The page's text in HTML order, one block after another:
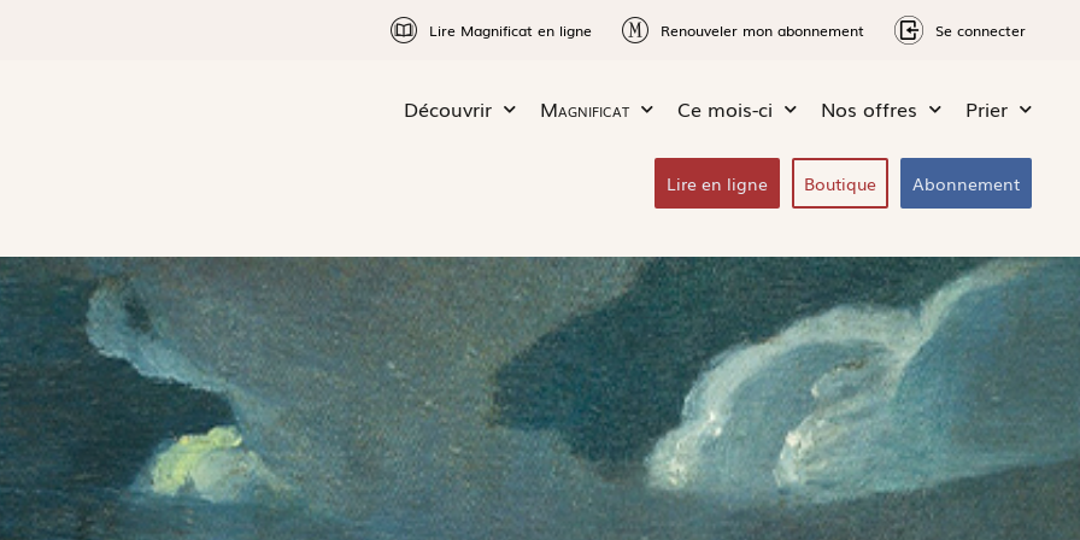
Lire Magnificat en ligne Renouveler mon abonnement Se connecter
Découvrir Magnificat Ce mois-ci Nos offres Prier
Lire en ligne Boutique Abonnement